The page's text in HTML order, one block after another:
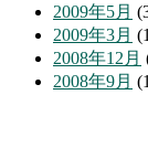
2009年5月
2009年3月
2008年12月
2008年9月